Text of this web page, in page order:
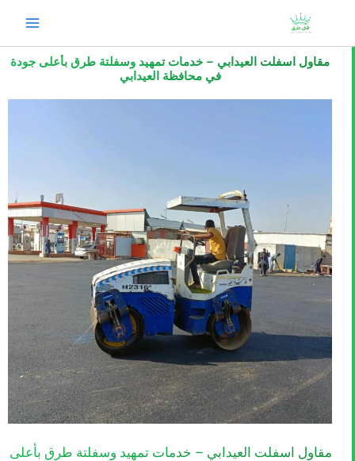
المحتوى
مقاول اسفلت العيدابي – خدمات تمهيد وسفلتة طرق بأعلى جودة
في محافظة العيدابي
مقاول اسفلت العيدابي – خدمات تمهيد وسفلتة طرق بأعلى